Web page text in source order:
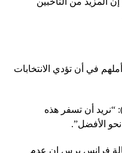
في أن تؤدي الانتخابات
حسن بوداود (52 عاما): “نريد أن تسفر هذه
الأفضل”.
(72 عاما) لوكالة فرانس برس إن عدم